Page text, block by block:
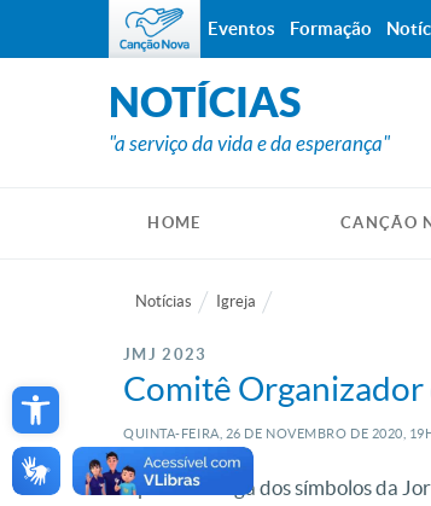
Open toolbar
NOTÍCIAS
"a serviço da vida e da esperança"
HOME CANÇÃO
Notícias Igreja
JMJ 2023
Comitê Organizador
QUINTA-FEIRA, 26 DE NOVEMBRO DE 2020,
Após a entrega dos símbolos da
Eventos Formação